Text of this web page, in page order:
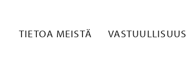
TIETOA MEISTÄ VASTUULLISUUS